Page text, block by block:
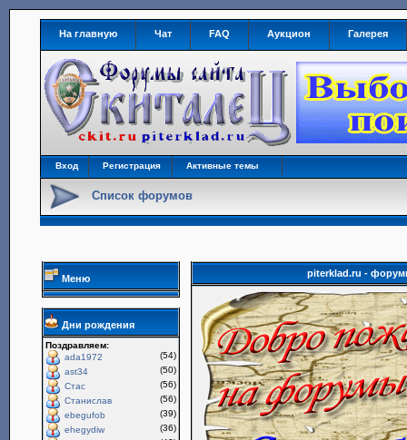
На главную Чат FAQ Аукцион Галерея
Вход Регистрация Активные темы
Список форумов
Меню
Дни рождения
Поздравляем:
ada1972
(54)
ast34
(50)
Стас
(56)
Станислав
(56)
ebegufob
(39)
ehegydiw
(36)
piterklad.ru -